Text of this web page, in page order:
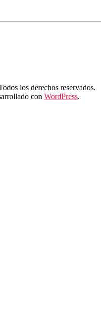
los derechos reservados.
con WordPress.